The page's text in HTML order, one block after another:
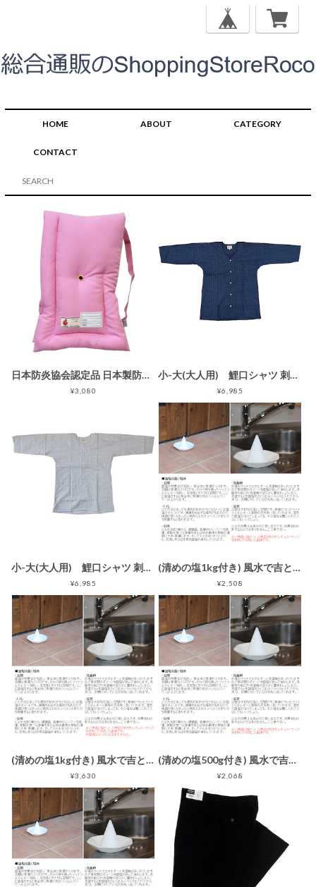
HOME ABOUT CATEGORY
CONTACT
日本防炎協会認定品 日本製防災クッション [ピンク無地] 約32cm×50cm Lサイズ 小学生から大人向け 防災頭巾 防災ずきん 防災グッズ
¥3,080
小-大(大人用) 鯉口シャツ 刺子ドビー織り 002網代格子 紺/青
¥6,985
小-大(大人用) 鯉口シャツ 刺子ドビー織り 001網代格子 白/黒
¥6,985
(清めの塩1kg付き) 風水で吉とされる八角形 八角盛り塩セット(八角素焼き皿5枚＋盛塩固め器) 小サイズ
¥2,508
(清めの塩1kg付き) 風水で吉とされる八角形 八角盛り塩セット(八角素焼き皿5枚＋盛塩固め器＋笏型へラ) レギュラーサイズ
¥3,630
(清めの塩500g付き) 風水で吉とされる八角形 八角盛り塩セット(八角素焼き皿5枚＋盛塩固め器) 小サイズ
¥2,068